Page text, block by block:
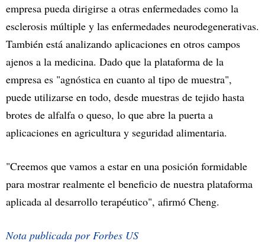
empresa pueda dirigirse a otras enfermedades como la
esclerosis múltiple y las enfermedades neurodegenerativas.
También está analizando aplicaciones en otros campos
ajenos a la medicina. Dado que la plataforma de la
empresa es "agnóstica en cuanto al tipo de muestra",
puede utilizarse en todo, desde muestras de tejido hasta
brotes de alfalfa o queso, lo que abre la puerta a
aplicaciones en agricultura y seguridad alimentaria.
"Creemos que vamos a estar en una posición formidable
para mostrar realmente el beneficio de nuestra plataforma
aplicada al desarrollo terapéutico", afirmó Cheng.
Nota publicada por Forbes US